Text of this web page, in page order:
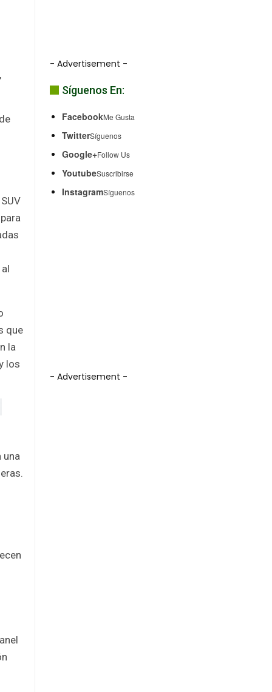
que
la
los
una
- Advertisement -
Síguenos En:
FacebookMe Gusta
TwitterSíguenos
Google+Follow Us
YoutubeSuscribirse
InstagramSíguenos
- Advertisement -